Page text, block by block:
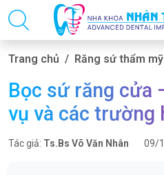
Trang chủ Răng sứ thẩm mỹ
Bọc sứ răng cửa
vụ và các trường
Tác giả: Ts.Bs Võ Văn Nhân 09/